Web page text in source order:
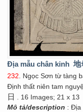
Địa mẫu chân kinh 地
232 . Ngọc Sơn từ tàng
Định thất niên tam
日
. 16 Images; 21 x 13
Mô tả/description : Địa